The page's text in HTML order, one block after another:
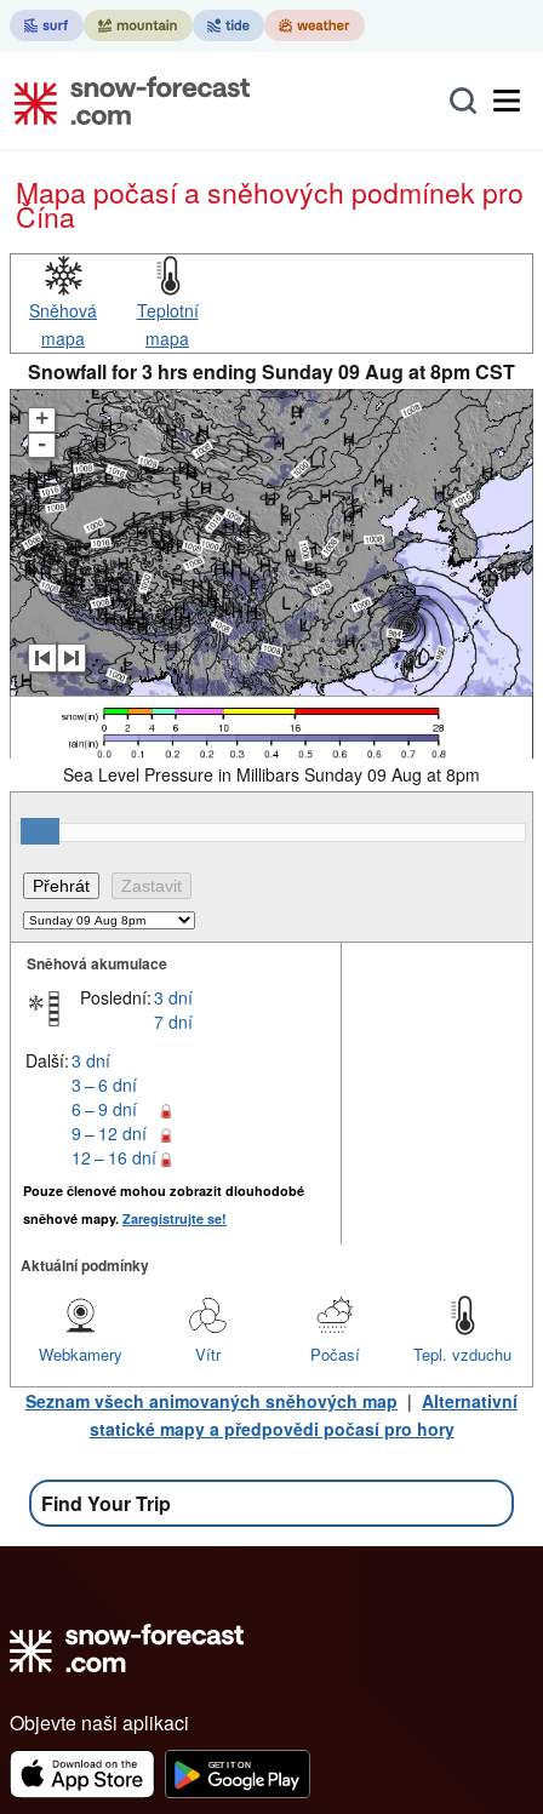
Mapa počasí a sněhových podmínek pro
Čína
Sněhová
mapa
Teplotní
mapa
Snowfall for 3 hrs ending Sunday 09 Aug at 8pm CST
+
-
Sea Level Pressure in Millibars Sunday 09 Aug at 8pm
Sněhová akumulace
Poslední:3 dní
7 dní
Další:3 dní
3 – 6 dní
6 – 9 dní
9 – 12 dní
12 – 16 dní
Pouze členové mohou zobrazit dlouhodobé
sněhové mapy. Zaregistrujte se!
Aktuální podmínky
Tepl. vzduchu
Počasí
Vítr
Webkamery
Seznam všech animovaných sněhových map | Alternativní
statické mapy a předpovědi počasí pro hory
Find Your Trip
Objevte naši aplikaci